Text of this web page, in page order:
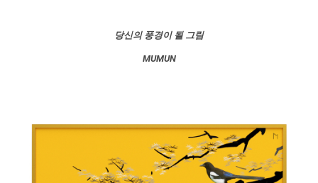
당신의 풍경이 될 그림
MUMUN